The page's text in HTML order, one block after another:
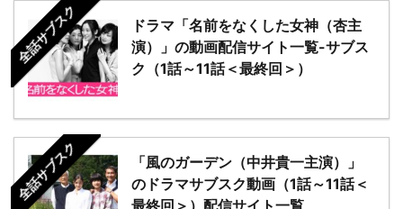
全話サブスク
ドラマ「名前をなくした女神（杏主
演）」の動画配信サイト一覧-サブス
ク（1話～11話＜最終回＞）
全話サブスク
「風のガーデン（中井貴一主演）」
のドラマサブスク動画（1話～11話＜
最終回＞）配信サイト一覧